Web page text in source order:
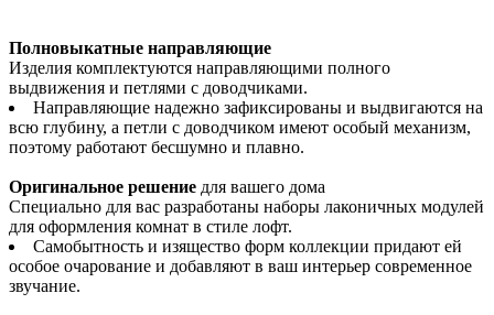
Полновыкатные направляющие
Изделия комплектуются направляющими полного
выдвижения и петлями с доводчиками.
Направляющие надежно зафиксированы и выдвигаются на
всю глубину, а петли с доводчиком имеют особый механизм,
поэтому работают бесшумно и плавно.
Оригинальное решение для вашего дома
Специально для вас разработаны наборы лаконичных модулей
для оформления комнат в стиле лофт.
Самобытность и изящество форм коллекции придают ей
особое очарование и добавляют в ваш интерьер современное
звучание.